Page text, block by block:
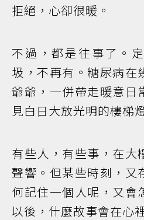
拒絕，心卻很暖。
不過，都是往事了。
圾，不再有。糖尿病在
爺爺，一併帶走暖意日
見白日大放光明的樓梯
有些人，有些事，在大
聲響。但某些時刻，又
何記住一個人呢，又會
以後，什麼故事會在心